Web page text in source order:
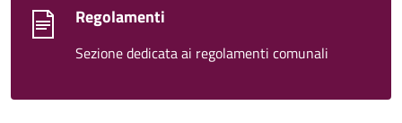
Regolamenti
Sezione dedicata ai regolamenti comunali